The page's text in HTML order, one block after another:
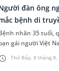
Thứ Bảy, 8 tháng 8,
đàn ông
bệnh di
nhân 35 tuổi,
gái người Việt
sức khỏe tiền hôn
làm các xét nghiệm